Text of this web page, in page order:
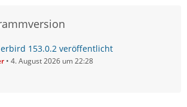
153.0.2 veröffentlicht
4. August 2026 um 22:28